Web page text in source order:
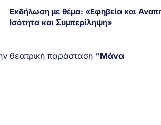
Εκδήλωση με θέμα: «Εφηβεία και
Ισότητα και Συμπερίληψη»
θεατρική παράσταση “Μάνα